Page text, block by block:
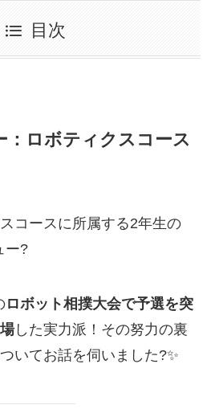
目次
：ロボティクスコース
コースに所属する2年生の
ー?
ロボット相撲大会で予選を突
した実力派！その努力の裏
いてお話を伺いました?️✨